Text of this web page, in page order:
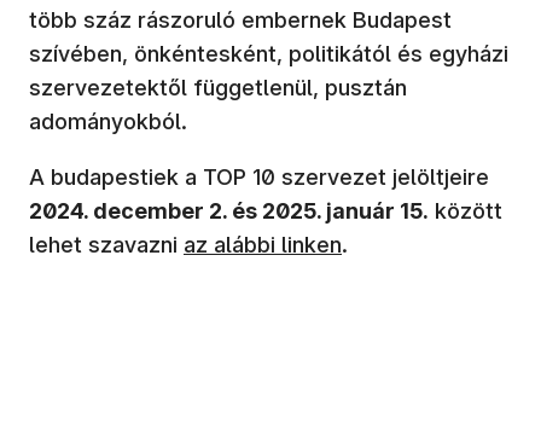
több száz rászoruló embernek Budapest
szívében, önkéntesként, politikától és egyházi
szervezetektől függetlenül, pusztán
adományokból.
A budapestiek a TOP 10 szervezet jelöltjeire
2024. december 2. és 2025. január 15. között
lehet szavazni (új ablakban nyílik meg)
az alábbi linken.